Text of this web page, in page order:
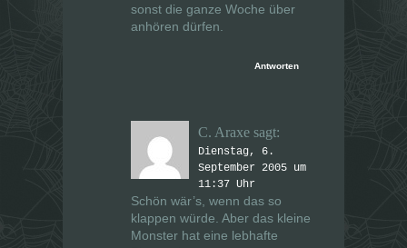
sonst die ganze Woche über
anhören dürfen.
Antworten
C. Araxe sagt:
Dienstag, 6.
September 2005 um
11:37 Uhr
Schön wär’s, wenn das so
klappen würde. Aber das kleine
Monster hat eine lebhafte